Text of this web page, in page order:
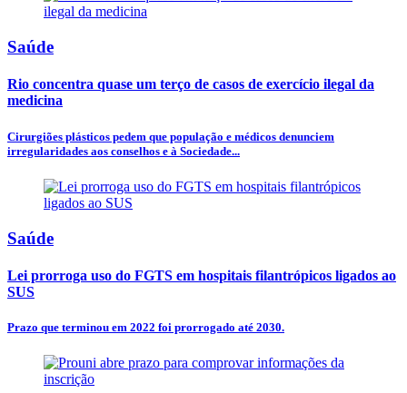
Saúde
Rio concentra quase um terço de casos de exercício ilegal da
medicina
Cirurgiões plásticos pedem que população e médicos denunciem
irregularidades aos conselhos e à Sociedade...
Saúde
Lei prorroga uso do FGTS em hospitais filantrópicos ligados ao
SUS
Prazo que terminou em 2022 foi prorrogado até 2030.